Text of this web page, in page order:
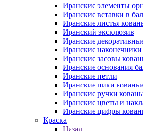
Иранские элементы
Иранские вставки в
Иранские листья
Иранский эксклюзив
Иранские
Иранские
Иранские засовы
Иранские основания
Иранские петли
Иранские пики
Иранские ручки
Иранские цветы и
Иранские цифры
Краска
Назад